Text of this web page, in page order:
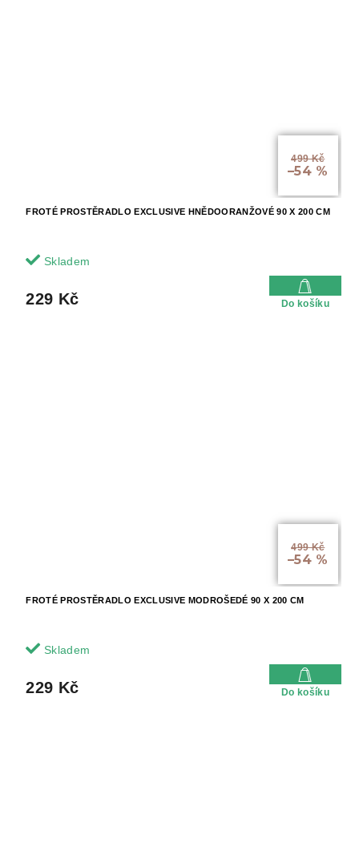
499 Kč
–54 %
FROTÉ PROSTĚRADLO EXCLUSIVE HNĚDOORANŽOVÉ 90 X 200 CM
Skladem
229 Kč Do košíku
499 Kč
–54 %
FROTÉ PROSTĚRADLO EXCLUSIVE MODROŠEDÉ 90 X 200 CM
Skladem
229 Kč Do košíku